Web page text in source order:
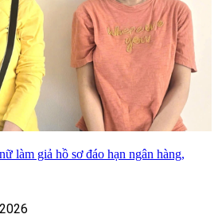
làm giả hồ sơ đáo hạn ngân hàng,